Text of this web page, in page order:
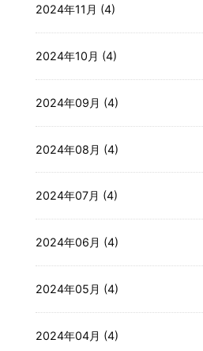
2024年11月 (4)
2024年10月 (4)
2024年09月 (4)
2024年08月 (4)
2024年07月 (4)
2024年06月 (4)
2024年05月 (4)
2024年04月 (4)